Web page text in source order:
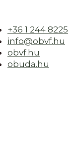
+36 1 244 8225
info@obvf.hu
obvf.hu
obuda.hu